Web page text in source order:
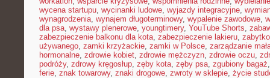
wycena startupu, wycinanki ludowe, wyjazdy integracyjne,
wynagrodzenia, wynajem długoterminowy, wypalenie zawodowe,
dla psa, wystawy plenerowe, youngtimery, YouTube Shorts,
zabezpieczenie balkonu dla kota, zabezpieczenie lakieru,
używanego, zamki krzyżackie, zamki w Polsce, zarządzanie
hormonalne, zdrowie kobiet, zdrowie mężczyzn, zdrowie oczu,
podróży, zdrowy kręgosłup, zęby kota, zęby psa, zgubiony bagaż
ferie, znak towarowy, znaki drogowe, zwroty w sklepie, życie